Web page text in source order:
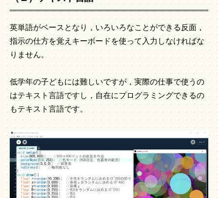
英単語がベースとなり，いろいろなことができる反面，
指示の仕方を覚えキーボードを使って入力しなければな
りません。
低学年の子どもには難しいですが，実際の仕事で使うの
はテキスト言語ですし，自在にプログラミングできるの
もテキスト言語です。